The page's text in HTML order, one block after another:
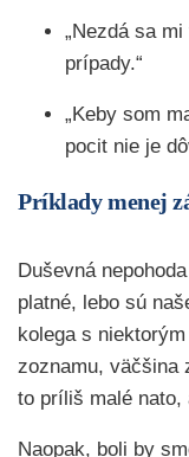
„Nezdá sa
prípady.“
„Keby som
pocit nie je
Príklady menej
Duševná
platné, lebo sú
kolega s
zoznamu, väčšina
to príliš malé nato,
Naopak, boli by